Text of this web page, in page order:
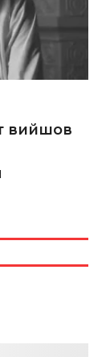
вийшов